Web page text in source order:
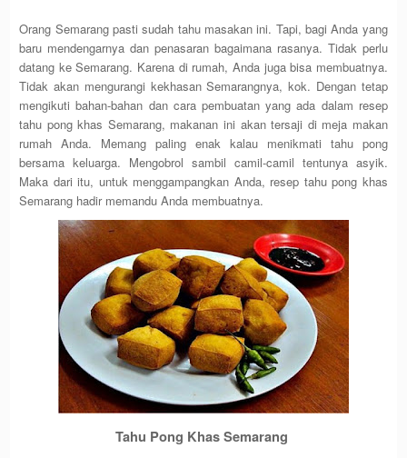
Orang Semarang pasti sudah tahu masakan ini. Tapi, bagi Anda yang
baru mendengarnya dan penasaran bagaimana rasanya. Tidak perlu
datang ke Semarang. Karena di rumah, Anda juga bisa membuatnya.
Tidak akan mengurangi kekhasan Semarangnya, kok. Dengan tetap
mengikuti bahan-bahan dan cara pembuatan yang ada dalam resep
tahu pong khas Semarang, makanan ini akan tersaji di meja makan
rumah Anda. Memang paling enak kalau menikmati tahu pong
bersama keluarga. Mengobrol sambil camil-camil tentunya asyik.
Maka dari itu, untuk menggampangkan Anda, resep tahu pong khas
Semarang hadir memandu Anda membuatnya.
Tahu Pong Khas Semarang